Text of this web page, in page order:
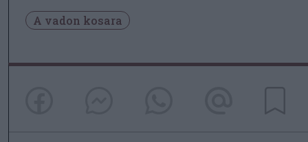
A vadon kosara